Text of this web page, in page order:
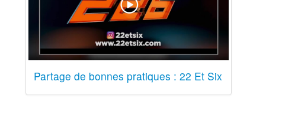
Partage de bonnes pratiques : 22 Et Six